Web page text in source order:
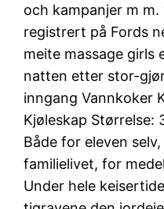
och kampanjer m
registrert på Fords
meite massage girls
natten etter stor-
inngang Vannkoker
Kjøleskap Størrelse:
Både for eleven
familielivet, for
Under hele